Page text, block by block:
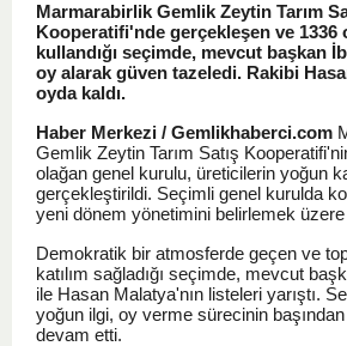
Marmarabirlik Gemlik Zeytin Tarım
Kooperatifi'nde gerçekleşen ve 1336
kullandığı seçimde, mevcut başkan
oy alarak güven tazeledi. Rakibi
oyda kaldı.
Haber Merkezi / Gemlikhaberci.com
Gemlik Zeytin Tarım Satış
olağan genel kurulu, üreticilerin yoğun
gerçekleştirildi. Seçimli genel kurulda
yeni dönem yönetimini belirlemek üzere
Demokratik bir atmosferde geçen ve
katılım sağladığı seçimde, mevcut
ile Hasan Malatya'nın listeleri yarıştı.
yoğun ilgi, oy verme sürecinin
devam etti.